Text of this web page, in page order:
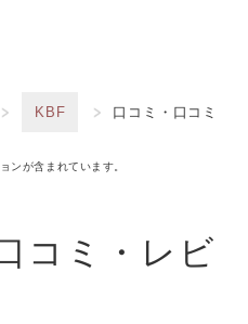
KBF 口コミ・口コミ
ンが含まれています。
コミ・レビ